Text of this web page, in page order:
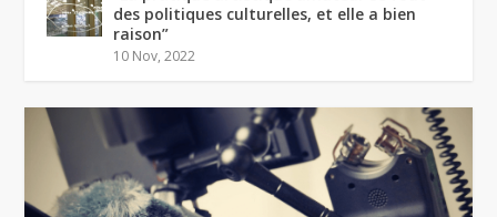
des politiques culturelles, et elle a bien
raison”
10 Nov, 2022